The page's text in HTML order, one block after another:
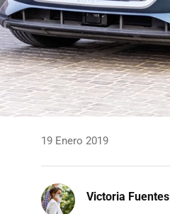
19 Enero 2019
Victoria Fuentes